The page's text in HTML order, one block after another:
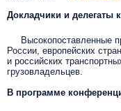
Докладчики и делегаты
Высокопоставленные
России, европейских
и российских
грузовладельцев.
В программе